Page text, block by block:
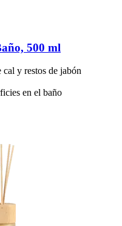
500 ml
y restos de jabón
en el baño